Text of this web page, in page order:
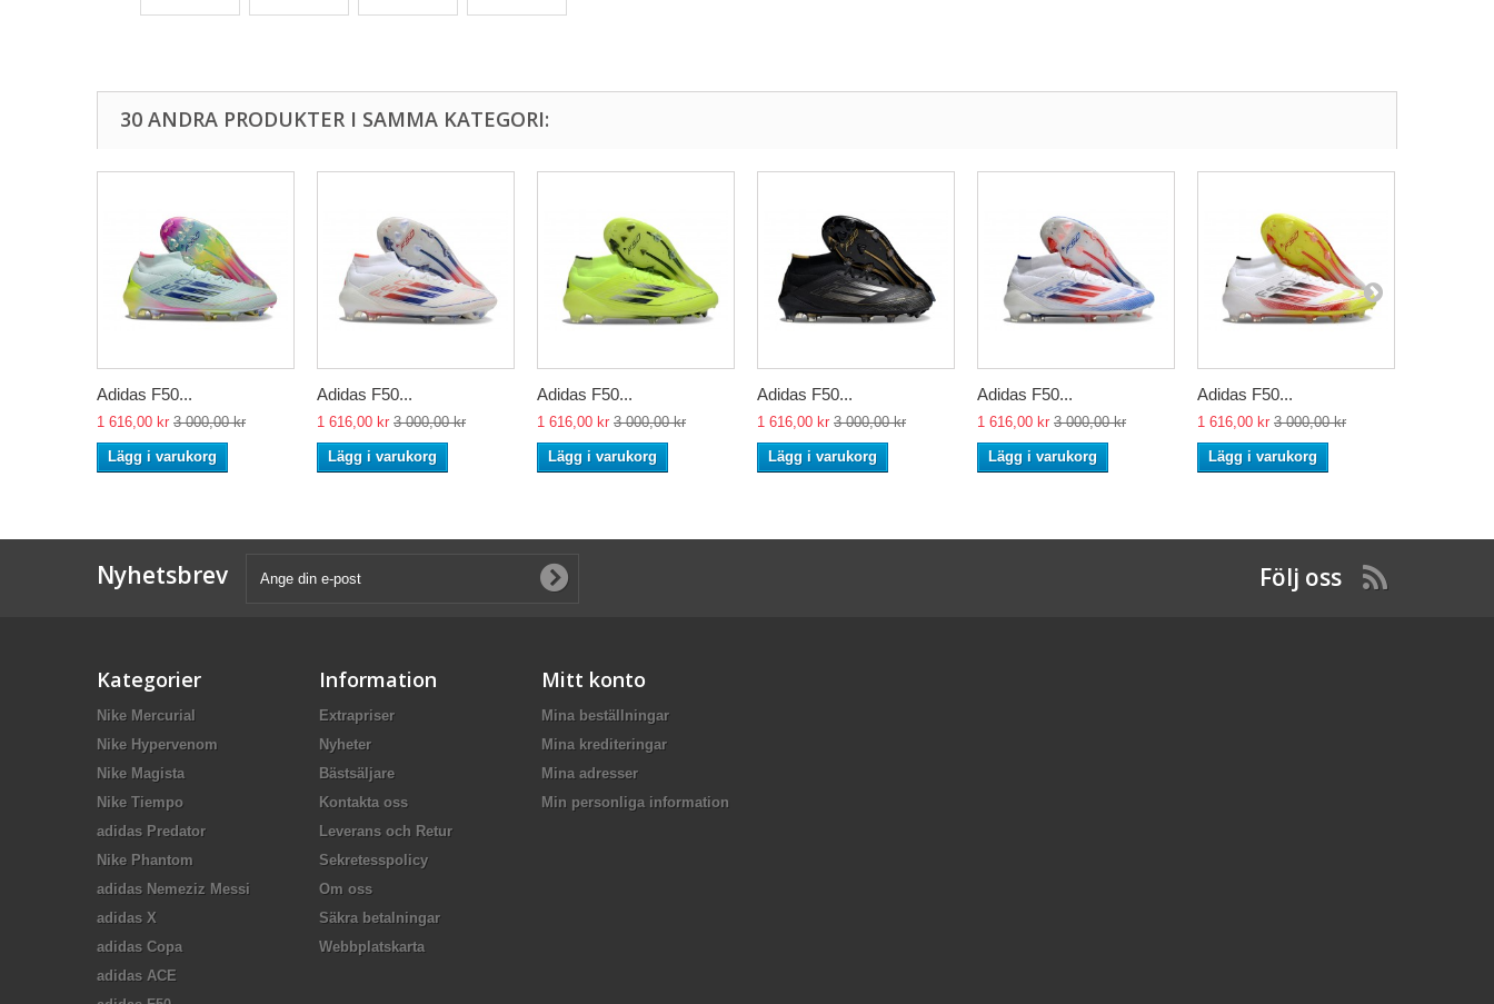
30 ANDRA PRODUKTER I SAMMA KATEGORI:
Adidas F50...
1 616,00 kr 3 000,00 kr
Lägg i varukorg
Adidas F50...
1 616,00 kr 3 000,00 kr
Lägg i varukorg
Adidas F50...
1 616,00 kr 3 000,00 kr
Lägg i varukorg
Adidas F50...
1 616,00 kr 3 000,00 kr
Lägg i varukorg
Adidas F50...
1 616,00 kr 3 000,00 kr
Lägg i varukorg
Adidas F50...
1 616,00 kr 3 000,00 kr
Lägg i varukorg
Nyhetsbrev Följ oss
Kategorier
Nike Mercurial
Nike Hypervenom
Nike Magista
Nike Tiempo
adidas Predator
Nike Phantom
adidas Nemeziz Messi
adidas X
adidas Copa
adidas ACE
Information
Extrapriser
Nyheter
Bästsäljare
Kontakta oss
Leverans och Retur
Sekretesspolicy
Om oss
Säkra betalningar
Webbplatskarta
Mitt konto
Mina beställningar
Mina krediteringar
Mina adresser
Min personliga information